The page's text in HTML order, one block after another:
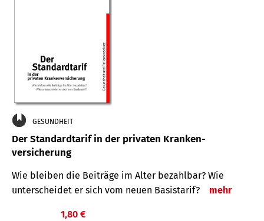
GESUNDHEIT
Der Standard­tarif in der privaten Kranken­
versicherung
Wie bleiben die Beiträge im Alter bezahlbar? Wie
unterscheidet er sich vom neuen Basistarif?
mehr
1,80 €